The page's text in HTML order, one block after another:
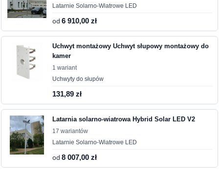
Latarnie Solarno-Wiatrowe LED
od6 910,00 zł
Uchwyt montażowy Uchwyt słupowy montażowy do
kamer
1 wariant
Uchwyty do słupów
131,89 zł
Latarnia solarno-wiatrowa Hybrid Solar LED V2
17 wariantów
Latarnie Solarno-Wiatrowe LED
od8 007,00 zł